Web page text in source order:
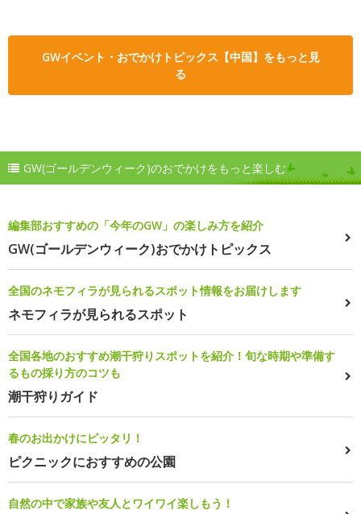
GWイベント・おでかけトピックス【中国】をもっと見
る
GW(ゴールデンウィーク)のおでかけをもっと楽しむ
編集部おすすめの「今年のGW」の楽しみ方を紹介
GW(ゴールデンウィーク)おでかけトピックス
全国のネモフィラが見られるスポット情報をお届けします
ネモフィラが見られるスポット
全国各地のおすすめ潮干狩りスポットを紹介！旬な時期や準備す
るもの採り方のコツも
潮干狩りガイド
春のお出かけにピッタリ！
ピクニックにおすすめの公園
自然の中で家族や友人とワイワイ楽しもう！